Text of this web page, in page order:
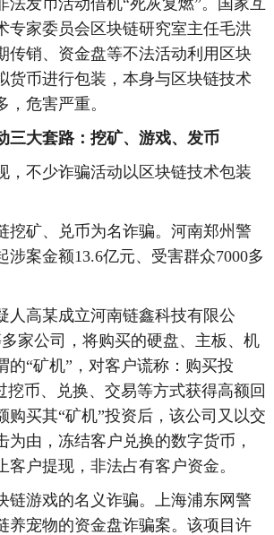
法发币活动借机“死灰复燃”。国家互
专家委员会区块链研究室主任毛洪
传销、资金盘等不法活动利用区块
货币进行包装，本身与区块链技术
，危害严重。
大套路：挖矿、游戏、发币
不少诈骗活动以区块链技术包装
、兑币为名诈骗。河南郑州警
涉案金额13.6亿元、受害群众7000多
高某成立河南链鑫科技有限公
家公司，将购买的硬盘、主板、机
的“矿机”，对客户谎称：购买投
挖币、兑换、交易等方式获得高额回
购买其“矿机”投资后，该公司又以交
为由，冻结客户兑换的数字货币，
客户提现，非法占有客户资金。
戏的名义诈骗。上海浦东网警
养宠物的资金盘诈骗案。该项目许